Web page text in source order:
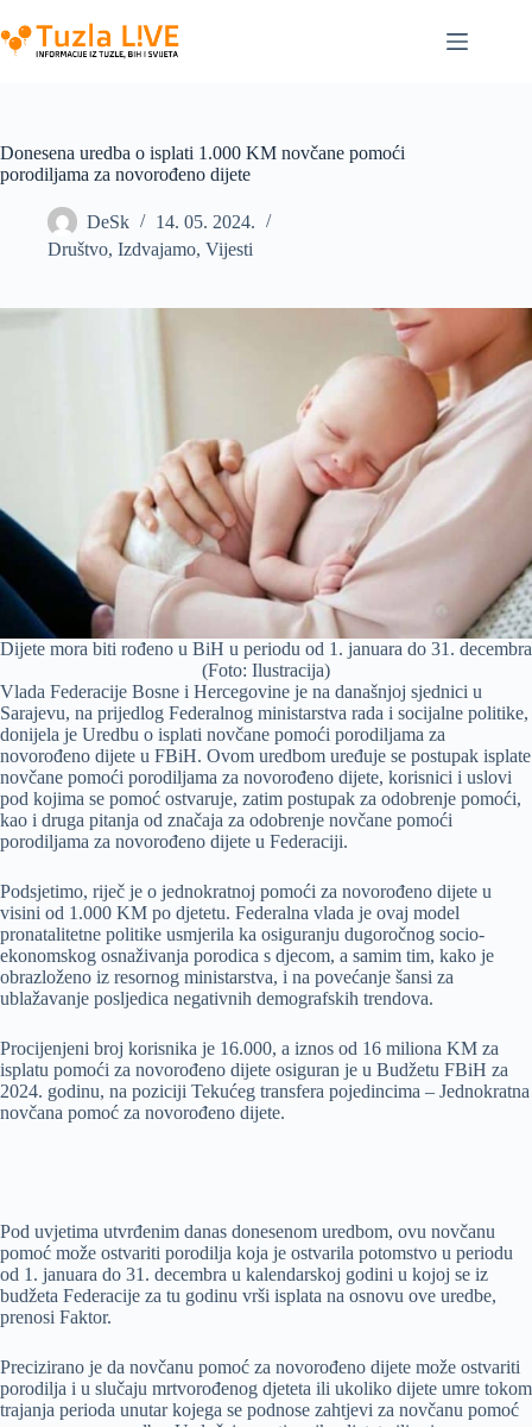
to
content
Donesena uredba o isplati 1.000 KM novčane pomoći
porodiljama za novorođeno dijete
DeSk
14. 05. 2024.
Društvo, Izdvajamo, Vijesti
Dijete mora biti rođeno u BiH u periodu od 1. januara do 31. decembra
(Foto: Ilustracija)
Vlada Federacije Bosne i Hercegovine je na današnjoj sjednici u
Sarajevu, na prijedlog Federalnog ministarstva rada i socijalne politike,
donijela je Uredbu o isplati novčane pomoći porodiljama za
novorođeno dijete u FBiH. Ovom uredbom uređuje se postupak isplate
novčane pomoći porodiljama za novorođeno dijete, korisnici i uslovi
pod kojima se pomoć ostvaruje, zatim postupak za odobrenje pomoći,
kao i druga pitanja od značaja za odobrenje novčane pomoći
porodiljama za novorođeno dijete u Federaciji.
Podsjetimo, riječ je o jednokratnoj pomoći za novorođeno dijete u
visini od 1.000 KM po djetetu. Federalna vlada je ovaj model
pronatalitetne politike usmjerila ka osiguranju dugoročnog socio-
ekonomskog osnaživanja porodica s djecom, a samim tim, kako je
obrazloženo iz resornog ministarstva, i na povećanje šansi za
ublažavanje posljedica negativnih demografskih trendova.
Procijenjeni broj korisnika je 16.000, a iznos od 16 miliona KM za
isplatu pomoći za novorođeno dijete osiguran je u Budžetu FBiH za
2024. godinu, na poziciji Tekućeg transfera pojedincima – Jednokratna
novčana pomoć za novorođeno dijete.
Pod uvjetima utvrđenim danas donesenom uredbom, ovu novčanu
pomoć može ostvariti porodilja koja je ostvarila potomstvo u periodu
od 1. januara do 31. decembra u kalendarskoj godini u kojoj se iz
budžeta Federacije za tu godinu vrši isplata na osnovu ove uredbe,
prenosi Faktor.
Precizirano je da novčanu pomoć za novorođeno dijete može ostvariti
porodilja i u slučaju mrtvorođenog djeteta ili ukoliko dijete umre tokom
trajanja perioda unutar kojega se podnose zahtjevi za novčanu pomoć